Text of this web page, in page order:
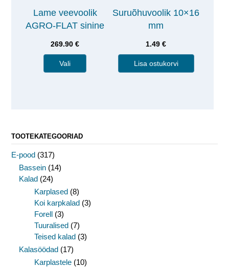
Lame veevoolik
AGRO-FLAT sinine
269.90€
Vali
Suruõhuvoolik 10×16
mm
1.49€
Lisa ostukorvi
TOOTEKATEGOORIAD
E-pood (317)
Bassein (14)
Kalad (24)
Karplased (8)
Koi karpkalad (3)
Forell (3)
Tuuralised (7)
Teised kalad (3)
Kalasöödad (17)
Karplastele (10)